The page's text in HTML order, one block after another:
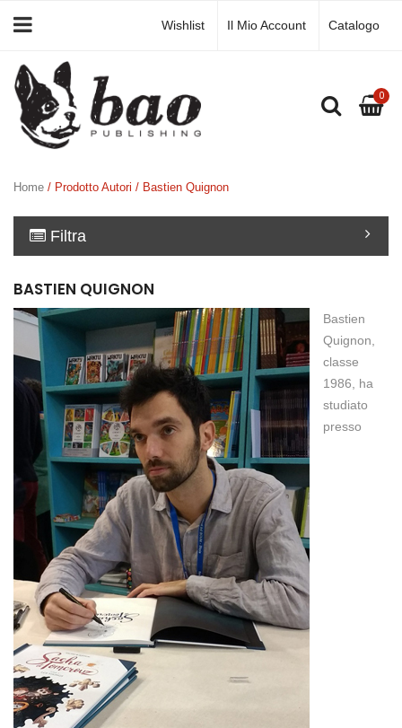
Wishlist Il Mio Account Catalogo
0
Home / Prodotto Autori / Bastien Quignon
Filtra
BASTIEN QUIGNON
Bastien
Quignon,
classe
1986, ha
studiato
presso